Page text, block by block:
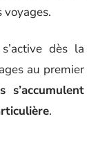
voyages.
dès la
au premier
s’accumulent
.